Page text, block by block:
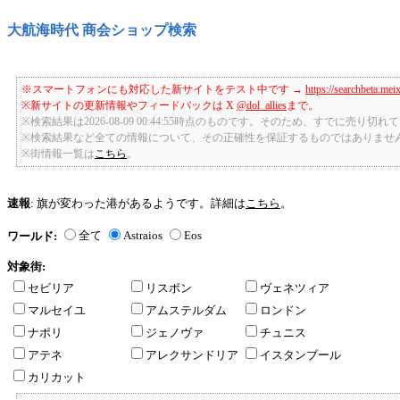
大航海時代 商会ショップ検索
※スマートフォンにも対応した新サイトをテスト中です → https://
※新サイトの更新情報やフィードバックは X @dol_alliesまで。
※検索結果は2026-08-09 00:44:55時点のものです。そのため、すでに売り切れ
※検索結果など全ての情報について、その正確性を保証するものではありませ
※街情報一覧は こちら
速報: 旗が変わった港があるようです。詳細は こちら 。
ワールド: 全て Astraios Eos
対象街:
セビリア
リスボン
ヴェネツィア
マルセイユ
アムステルダム
ロンドン
ナポリ
ジェノヴァ
チュニス
アテネ
アレクサンドリア
イスタンブール
カリカット